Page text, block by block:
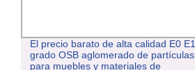
El precio barato de alta calidad E0 E1
grado OSB aglomerado de partículas
para muebles y materiales de